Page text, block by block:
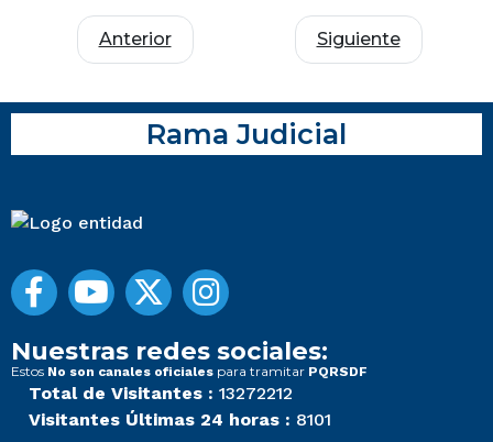
Anterior Siguiente
Rama Judicial
Nuestras redes sociales:
Estos No son canales oficiales para tramitar PQRSDF
Total de Visitantes : 13272212
Visitantes Últimas 24 horas : 8101